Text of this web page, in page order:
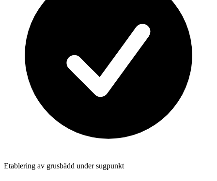
Etablering av grusbädd under sugpunkt